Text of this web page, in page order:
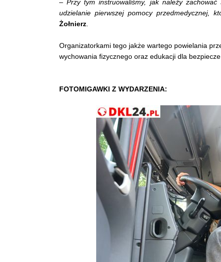
– Przy tym instruowaliśmy, jak należy
udzielanie pierwszej pomocy przedmedycznej,
Żołnierz
Organizatorkami tego jakże wartego powielania
wychowania fizycznego oraz edukacji dla
FOTOMIGAWKI Z WYDARZENIA: